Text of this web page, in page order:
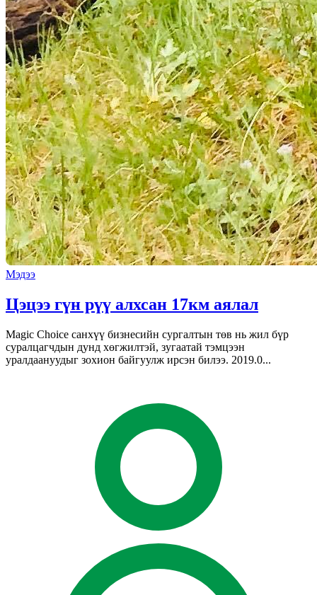
Мэдээ
Цэцээ гүн рүү алхсан 17км аялал
Magic Choice санхүү бизнесийн сургалтын төв нь жил бүр
суралцагчдын дунд хөгжилтэй, зугаатай тэмцээн
уралдаануудыг зохион байгуулж ирсэн билээ. 2019.0...